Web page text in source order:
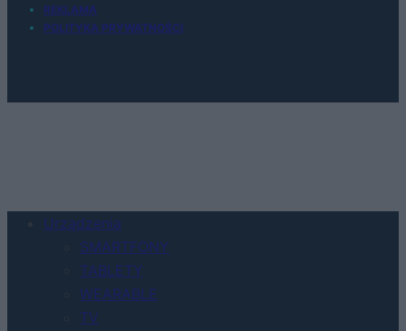
REKLAMA
POLITYKA PRYWATNOŚCI
Urządzenia
SMARTFONY
TABLETY
WEARABLE
TV